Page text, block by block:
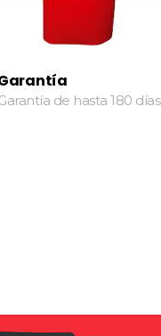
de hasta 180 días